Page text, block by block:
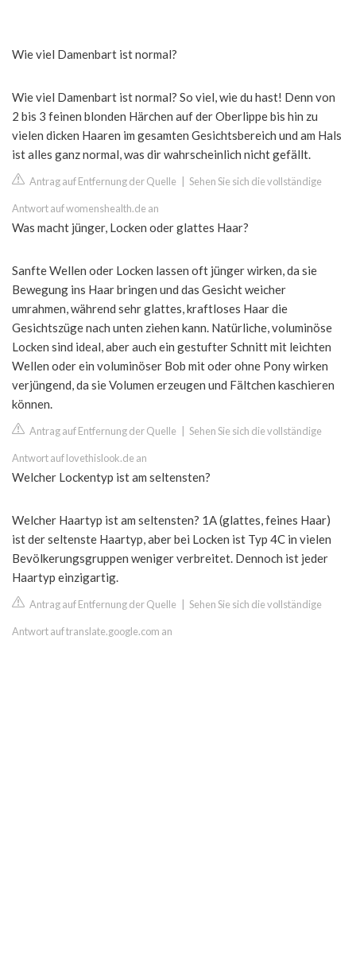
Wie viel Damenbart ist normal?
Wie viel Damenbart ist normal? So viel, wie du hast! Denn von
2 bis 3 feinen blonden Härchen auf der Oberlippe bis hin zu
vielen dicken Haaren im gesamten Gesichtsbereich und am Hals
ist alles ganz normal, was dir wahrscheinlich nicht gefällt.
Antrag auf Entfernung der Quelle Sehen Sie sich die vollständige
Antwort auf womenshealth.de an
Was macht jünger, Locken oder glattes Haar?
Sanfte Wellen oder Locken lassen oft jünger wirken, da sie
Bewegung ins Haar bringen und das Gesicht weicher
umrahmen, während sehr glattes, kraftloses Haar die
Gesichtszüge nach unten ziehen kann. Natürliche, voluminöse
Locken sind ideal, aber auch ein gestufter Schnitt mit leichten
Wellen oder ein voluminöser Bob mit oder ohne Pony wirken
verjüngend, da sie Volumen erzeugen und Fältchen kaschieren
können.
Antrag auf Entfernung der Quelle Sehen Sie sich die vollständige
Antwort auf lovethislook.de an
Welcher Lockentyp ist am seltensten?
Welcher Haartyp ist am seltensten? 1A (glattes, feines Haar)
ist der seltenste Haartyp, aber bei Locken ist Typ 4C in vielen
Bevölkerungsgruppen weniger verbreitet. Dennoch ist jeder
Haartyp einzigartig.
Antrag auf Entfernung der Quelle Sehen Sie sich die vollständige
Antwort auf translate.google.com an